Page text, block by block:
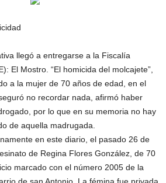
llegó a entregarse a la Fiscalía
El Mostro. “El homicida del molcajete”,
a la mujer de 70 años de edad, en el
no recordar nada, afirmó haber
por lo que en su memoria no hay
de aquella madrugada.
en este diario, el pasado 26 de
de Regina Flores González, de 70
marcado con el número 2005 de la